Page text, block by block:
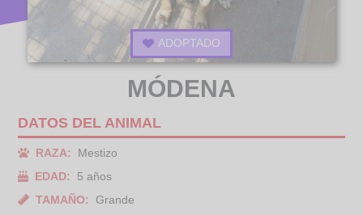
ADOPTADO
MÓDENA
DATOS DEL ANIMAL
RAZA:
Mestizo
EDAD:
5 años
TAMAÑO:
Grande